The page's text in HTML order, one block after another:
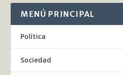
MENÚ PRINCIPAL
Política
Sociedad